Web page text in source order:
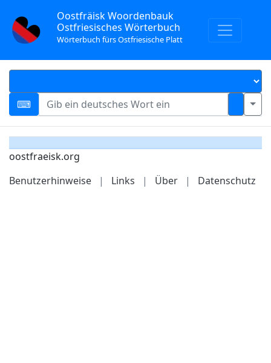
Oostfräisk Woordenbauk
Ostfriesisches Wörterbuch
Wörterbuch fürs Ostfriesische Platt
oostfraeisk.org
Benutzerhinweise
| Links | Über | Datenschutz